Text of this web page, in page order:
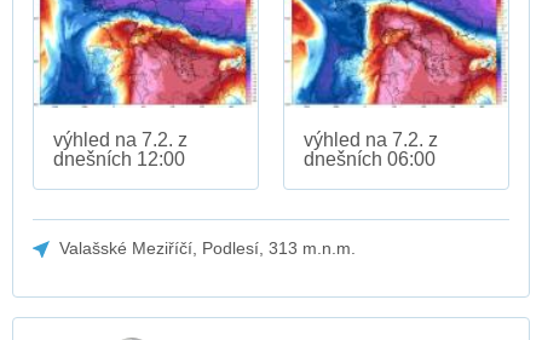
výhled na 7.2. z
dnešních 12:00
výhled na 7.2. z
dnešních 06:00
Valašské Meziříčí, Podlesí, 313 m.n.m.